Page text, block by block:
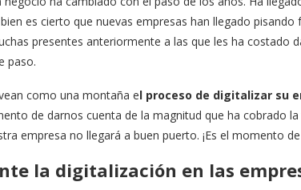
bien es cierto que nuevas empresas han llegado
presentes anteriormente a las que les ha costado
paso.
como una montaña el proceso de digitalizar su
de darnos cuenta de la magnitud que ha cobrado
empresa no llegará a buen puerto. ¡Es el momento
la digitalización en las